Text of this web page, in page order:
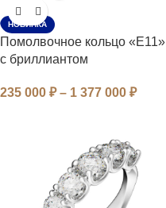
НОВИНКА
Помолвочное кольцо «E11»
с бриллиантом
235 000 ₽ – 1 377 000 ₽